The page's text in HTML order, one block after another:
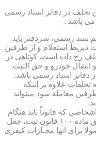
تخلف در دفاتر اسناد رسمی
می باشد .
سند رسمی، سردفتر باید
ذیربط استعلام و از طرفین
رخ داده است. کوتاهی در
خودرو و حق الثبت
دفاتر اسناد رسمی باشد.
علاوه بر اینکه
معامله شود میتواند
که قانوناً باید هنگام
تنظیم سند حضــــور داشته باشند، طبق ماده ۱۰۰ قانون ثبت، جعل
برای آنها مجـازات کیفری